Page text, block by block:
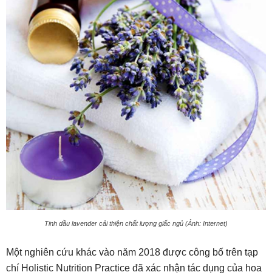
Tinh dầu lavender cải thiện chất lượng giấc ngủ (Ảnh: Internet)
Một nghiên cứu khác vào năm 2018 được công bố trên tạp
chí Holistic Nutrition Practice đã xác nhận tác dụng của hoa